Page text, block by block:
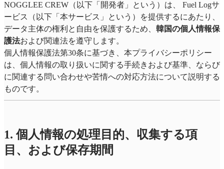
NOGGLEE CREW（以下「開発者」という）は、 Fuel Logサ
ービス（以下「本サービス」という）を提供するにあたり、
データ主体の権利と自由を保護するため、 韓国の個人情報保
護法および関連法を遵守します。
個人情報保護法第30条に基づき、本プライバシーポリシー
は、個人情報の取り扱いに関する手続きおよび基準、ならび
に関連する問い合わせや苦情への対応方法について説明する
ものです。
1. 個人情報の処理目的、収集する項
目、および保存期間